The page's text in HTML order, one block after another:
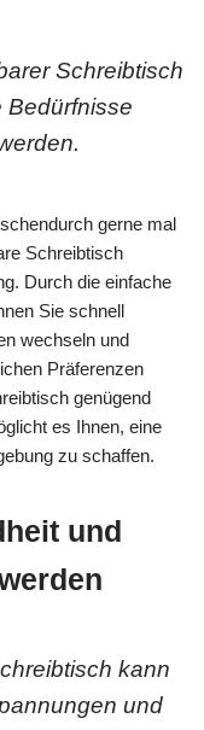
Schreibtisch
Bedürfnisse
gerne mal
Schreibtisch
Durch die einfache
Sie schnell
wechseln und
Präferenzen
genügend
es Ihnen, eine
zu schaffen.
und
kann
und